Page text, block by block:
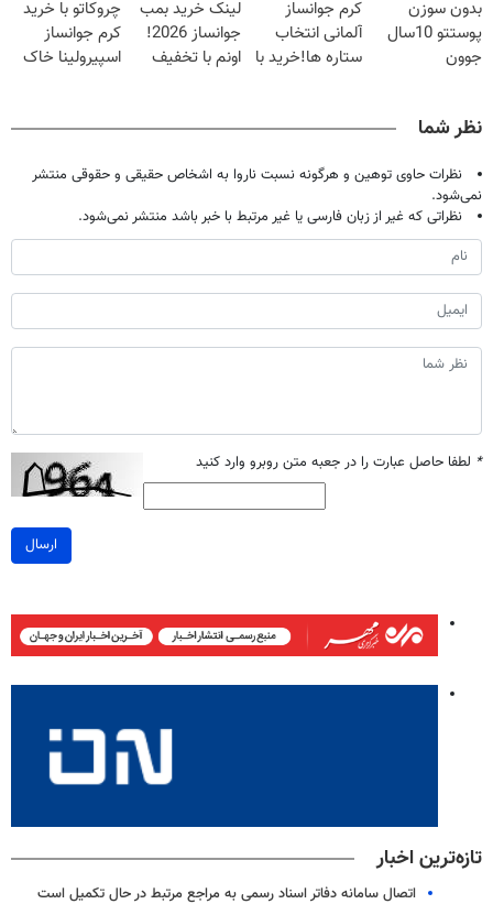
شدی🔥 ویژه تا امشب) تخفیف ویژه
بدون سوزن
پوستتو 10سال
جوون
کرم جوانساز
آلمانی انتخاب
ستاره ها!خرید با
لینک خرید بمب
جوانساز 2026!
اونم با تخفیف
چروکاتو با خرید
کرم جوانساز
اسپیرولینا خاک
نظر شما
نظرات حاوی توهین و هرگونه نسبت ناروا به اشخاص حقیقی و حقوقی منتشر
نمی‌شود.
نظراتی که غیر از زبان فارسی یا غیر مرتبط با خبر باشد منتشر نمی‌شود.
* لطفا حاصل عبارت را در جعبه متن روبرو وارد کنید
ارسال
تازه‌ترین اخبار
اتصال سامانه دفاتر اسناد رسمی به مراجع مرتبط در حال تکمیل است